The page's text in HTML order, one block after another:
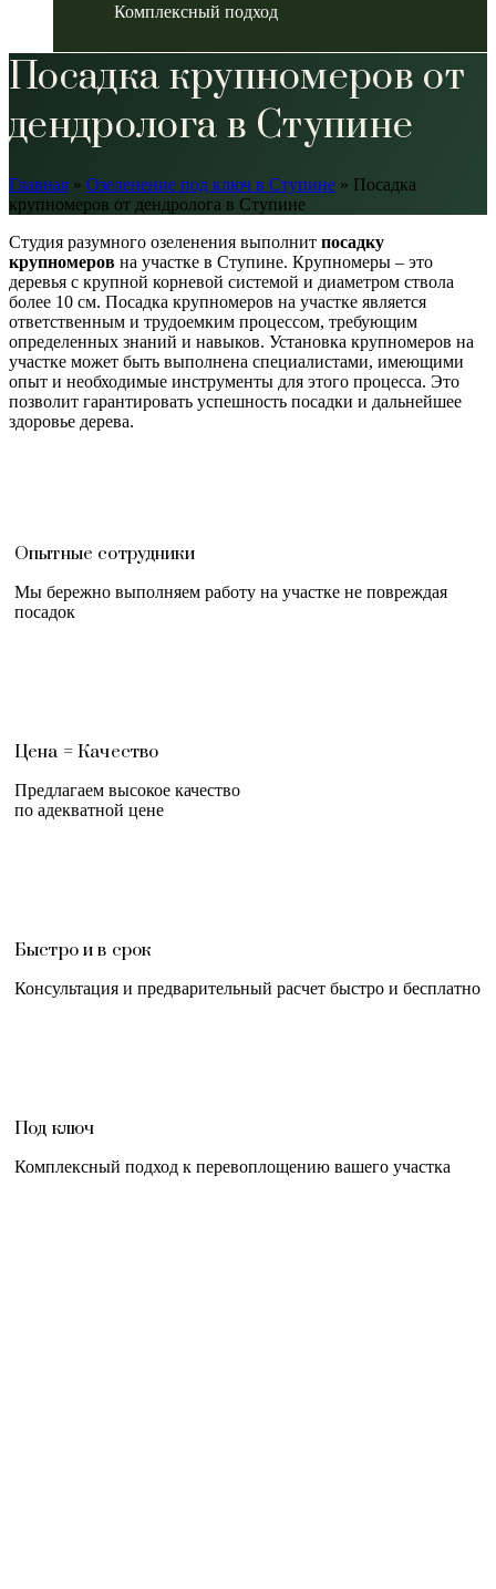
Комплексный подход
Посадка крупномеров от
дендролога в Ступине
Главная » Озеленение под ключ в Ступине » Посадка
крупномеров от дендролога в Ступине
Студия разумного озеленения выполнит посадку
крупномеров на участке в Ступине. Крупномеры – это
деревья с крупной корневой системой и диаметром ствола
более 10 см. Посадка крупномеров на участке является
ответственным и трудоемким процессом, требующим
определенных знаний и навыков. Установка крупномеров на
участке может быть выполнена специалистами, имеющими
опыт и необходимые инструменты для этого процесса. Это
позволит гарантировать успешность посадки и дальнейшее
здоровье дерева.
Опытные сотрудники
Мы бережно выполняем работу на участке не повреждая
посадок
Цена = Качество
Предлагаем высокое качество
по адекватной цене
Быстро и в срок
Консультация и предварительный расчет быстро и бесплатно
Под ключ
Комплексный подход к перевоплощению вашего участка